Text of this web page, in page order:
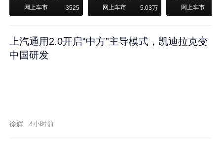
网上车市 3525 网上车市 5.03万 网上车市
上汽通用2.0开启“中方”主导模式，凯迪拉克变
中国研发
徐辉 4小时前